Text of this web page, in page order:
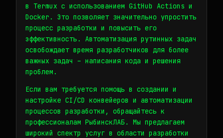
в Termux с использованием GitHub Actions и
Docker. Это позволяет значительно упростить
процесс разработки и повысить его
эффективность. Автоматизация рутинных задач
освобождает время разработчиков для более
важных задач – написания кода и решения
проблем.
Если вам требуется помощь в создании и
настройке CI/CD конвейеров и автоматизации
процессов разработки, обращайтесь к
профессионалам РыбинскЛАБ. Мы предлагаем
широкий спектр услуг в области разработки